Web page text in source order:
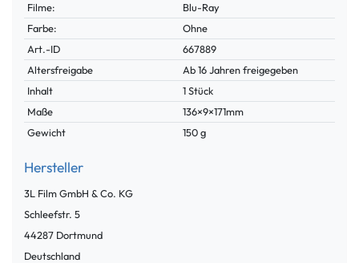
Filme:
Blu-Ray
Farbe:
Ohne
Technisches
Merkmal
Wert
Art.-ID
667889
Altersfreigabe
Ab 16 Jahren freigegeben
Inhalt
1 Stück
Maße
136×9×171mm
Gewicht
150 g
Hersteller
3L Film GmbH & Co. KG
Schleefstr. 5
44287 Dortmund
Deutschland